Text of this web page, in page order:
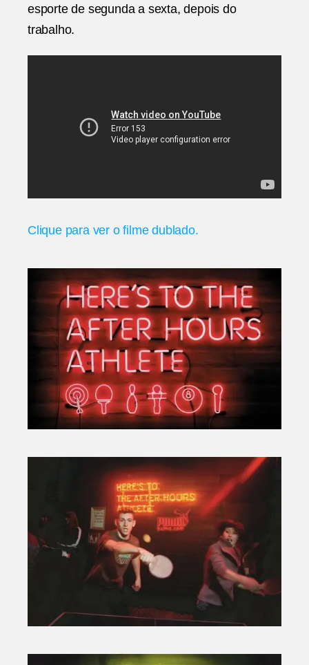
esporte de segunda a sexta, depois do
trabalho.
Clique para ver o filme dublado.